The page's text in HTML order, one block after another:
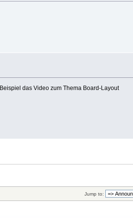
das Video zum Thema Board-Layout
Jump to: